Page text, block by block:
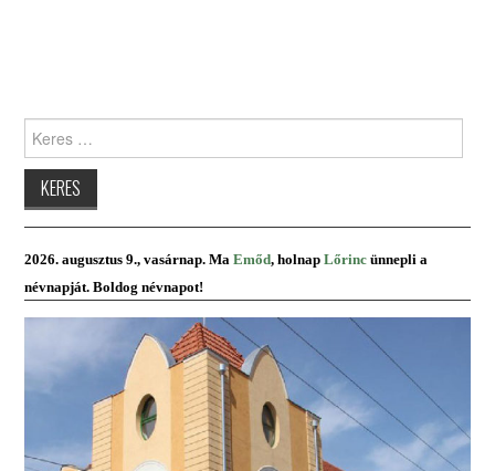
Keres:
2026. augusztus 9., vasárnap. MaEmőd, holnap Lőrinc ünnepli a
névnapját. Boldog névnapot!